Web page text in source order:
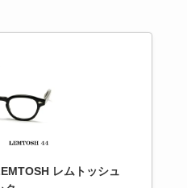
レムトッシュ